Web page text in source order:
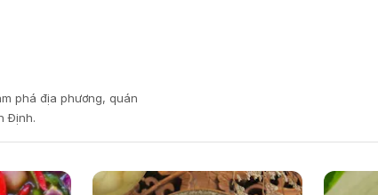
phá địa phương, quán
Định.